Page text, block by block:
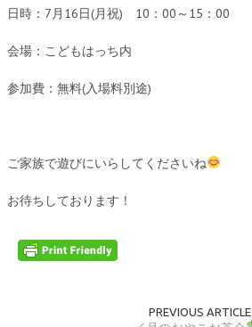
日時：7月16日(月祝) 10：00～15：00
会場：こどもはっち内
参加費：無料(入場料別途)
ご家族で遊びにいらしてくださいね
お待ちしております！
PREVIOUS ARTICLE